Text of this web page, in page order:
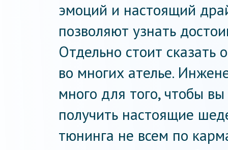
эмоций и настоящий
позволяют узнать
Отдельно стоит сказать
во многих ателье.
много для того, чтобы
получить настоящие
тюнинга не всем по